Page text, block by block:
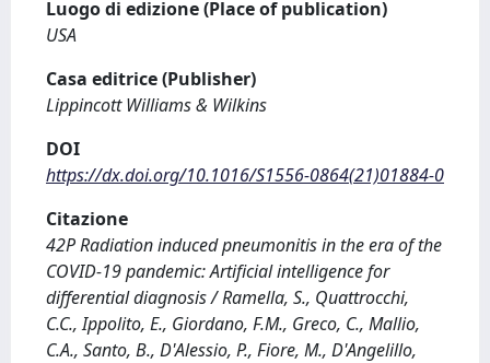
Luogo di edizione (Place of publication)
USA
Casa editrice (Publisher)
Lippincott Williams & Wilkins
DOI
https://dx.doi.org/10.1016/S1556-0864(21)01884-0
Citazione
42P Radiation induced pneumonitis in the era of the
COVID-19 pandemic: Artificial intelligence for
differential diagnosis / Ramella, S., Quattrocchi,
C.C., Ippolito, E., Giordano, F.M., Greco, C., Mallio,
C.A., Santo, B., D'Alessio, P., Fiore, M., D'Angelillo,